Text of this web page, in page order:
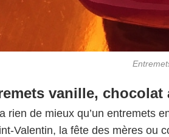
vanille,
a rien de mieux qu’un entremets
Valentin, la fête des mères ou